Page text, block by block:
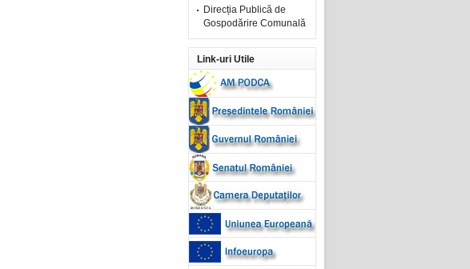
Direcția Publică de
Gospodărire Comunală
Link-uri Utile